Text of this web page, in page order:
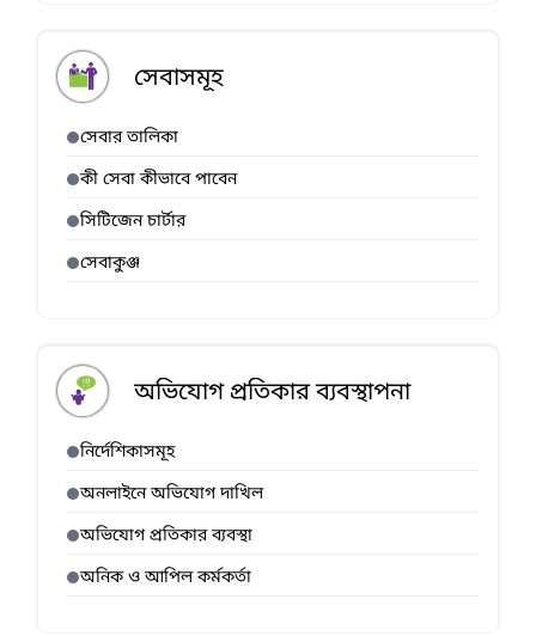
সেবাসমূহ
সেবার তালিকা
কী সেবা কীভাবে পাবেন
সিটিজেন চার্টার
সেবাকুঞ্জ
অভিযোগ প্রতিকার ব্যবস্থাপনা
নির্দেশিকাসমূহ
অনলাইনে অভিযোগ দাখিল
অভিযোগ প্রতিকার ব্যবস্থা
অনিক ও আপিল কর্মকর্তা